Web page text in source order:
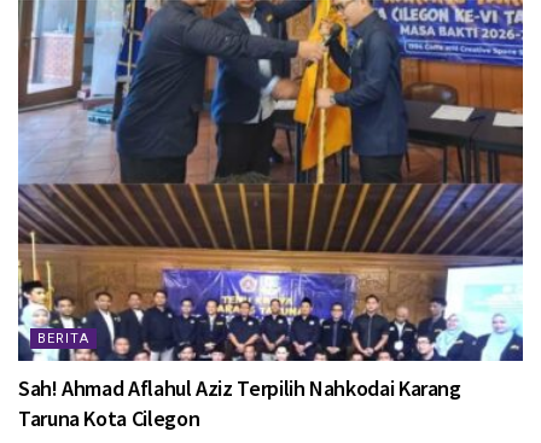
BERITA
Sah! Ahmad Aflahul Aziz Terpilih Nahkodai Karang
Taruna Kota Cilegon